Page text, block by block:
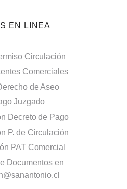
EN LINEA
Circulación
Comerciales
de Aseo
Juzgado
Decreto de Pago
P. de Circulación
PAT Comercial
Documentos en